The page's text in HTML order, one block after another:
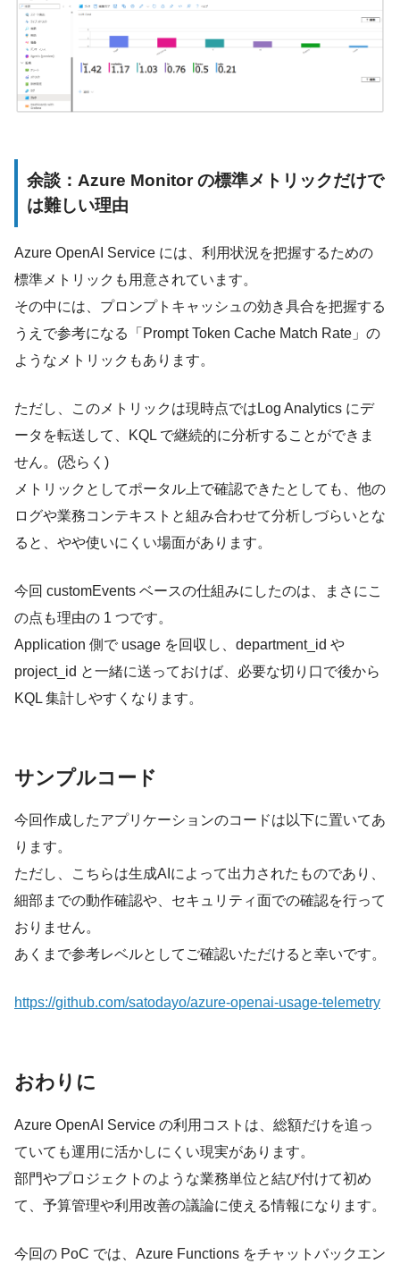
余談：Azure Monitor の標準メトリックだけで
は難しい理由
Azure OpenAI Service には、利用状況を把握するための
標準メトリックも用意されています。
その中には、プロンプトキャッシュの効き具合を把握する
うえで参考になる「Prompt Token Cache Match Rate」の
ようなメトリックもあります。
ただし、このメトリックは現時点ではLog Analytics にデ
ータを転送して、KQL で継続的に分析することができま
せん。(恐らく)
メトリックとしてポータル上で確認できたとしても、他の
ログや業務コンテキストと組み合わせて分析しづらいとな
ると、やや使いにくい場面があります。
今回 customEvents ベースの仕組みにしたのは、まさにこ
の点も理由の 1 つです。
Application 側で usage を回収し、department_id や
project_id と一緒に送っておけば、必要な切り口で後から
KQL 集計しやすくなります。
サンプルコード
今回作成したアプリケーションのコードは以下に置いてあ
ります。
ただし、こちらは生成AIによって出力されたものであり、
細部までの動作確認や、セキュリティ面での確認を行って
おりません。
あくまで参考レベルとしてご確認いただけると幸いです。
https://github.com/satodayo/azure-openai-usage-telemetry
おわりに
Azure OpenAI Service の利用コストは、総額だけを追っ
ていても運用に活かしにくい現実があります。
部門やプロジェクトのような業務単位と結び付けて初め
て、予算管理や利用改善の議論に使える情報になります。
今回の PoC では、Azure Functions をチャットバックエン